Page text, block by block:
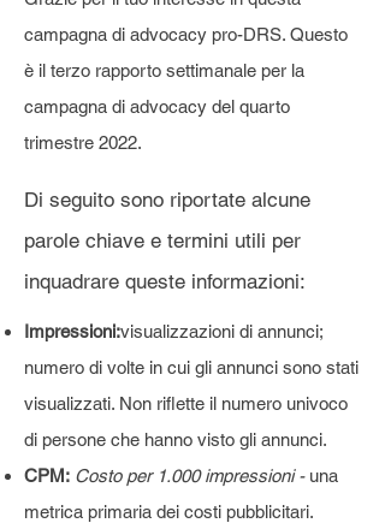
campagna di advocacy pro-DRS. Questo
è il terzo rapporto settimanale per la
campagna di advocacy del quarto
trimestre 2022.
Di seguito sono riportate alcune
parole chiave e termini utili per
inquadrare queste informazioni:
Impressioni:visualizzazioni di annunci;
numero di volte in cui gli annunci sono stati
visualizzati. Non riflette il numero univoco
di persone che hanno visto gli annunci.
CPM: Costo per 1.000 impressioni - una
metrica primaria dei costi pubblicitari.